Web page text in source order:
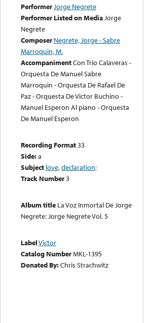
PerformerJorge Negrete
Performer Listed on MediaJorge
Negrete
Composer Negrete, Jorge - Sabre
Marroquin, M.
AccompanimentCon Trio Calaveras -
Orquesta De Manuel Sabre
Marroquin - Orquesta De Rafael De
Paz - Orquesta De Victor Buchino -
Manuel Esperon Al piano - Orquesta
De Manuel Esperon
Recording Format33
Side:a
Subject love,declaration;
Track Number3
Album title La Voz Inmortal De Jorge
Negrete: Jorge Negrete Vol. 5
LabelVictor
Catalog NumberMKL-1395
Donated By:Chris Strachwitz